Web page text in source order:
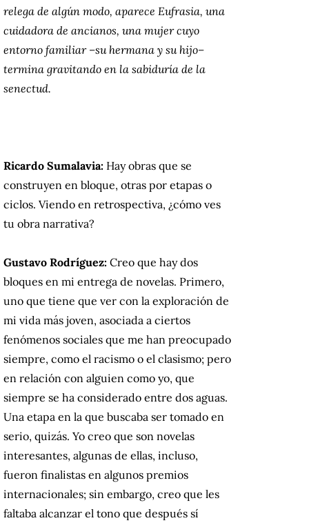
relega de algún modo, aparece Eufrasia, una
cuidadora de ancianos, una mujer cuyo
entorno familiar –su hermana y su hijo–
termina gravitando en la sabiduría de la
senectud.
Ricardo Sumalavia: Hay obras que se
construyen en bloque, otras por etapas o
ciclos. Viendo en retrospectiva, ¿cómo ves
tu obra narrativa?
Gustavo Rodríguez: Creo que hay dos
bloques en mi entrega de novelas. Primero,
uno que tiene que ver con la exploración de
mi vida más joven, asociada a ciertos
fenómenos sociales que me han preocupado
siempre, como el racismo o el clasismo; pero
en relación con alguien como yo, que
siempre se ha considerado entre dos aguas.
Una etapa en la que buscaba ser tomado en
serio, quizás. Yo creo que son novelas
interesantes, algunas de ellas, incluso,
fueron finalistas en algunos premios
internacionales; sin embargo, creo que les
faltaba alcanzar el tono que después sí